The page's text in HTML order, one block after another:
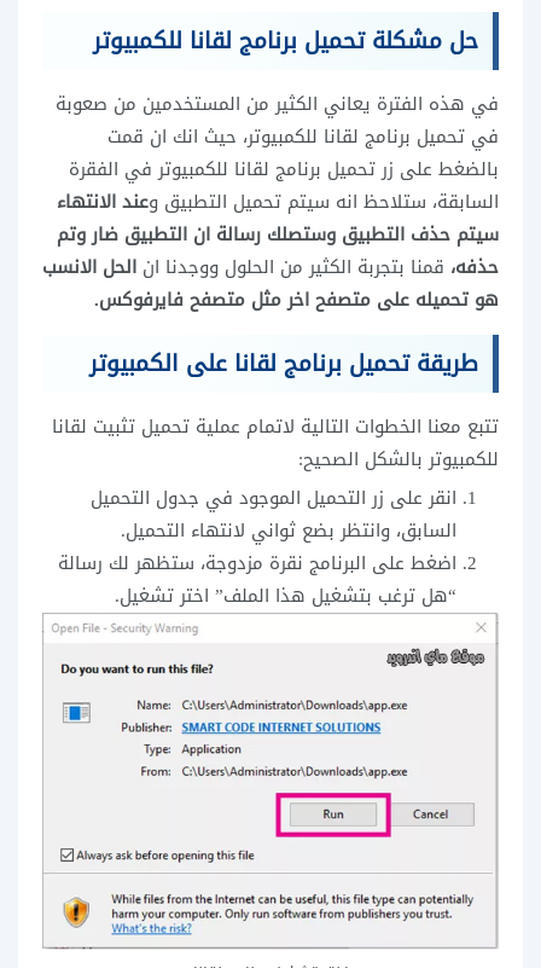
حل مشكلة تحميل برنامج لقانا للكمبيوتر
في هذه الفترة يعاني الكثير من المستخدمين من صعوبة
في تحميل برنامج لقانا للكمبيوتر، حيث انك ان قمت
بالضغط على زر تحميل برنامج لقانا للكمبيوتر في الفقرة
السابقة، ستلاحظ انه سيتم تحميل التطبيق وعند الانتهاء
سيتم حذف التطبيق وستصلك رسالة ان التطبيق ضار وتم
حذفه، قمنا بتجربة الكثير من الحلول ووجدنا ان الحل الانسب
هو تحميله على متصفح اخر مثل متصفح فايرفوكس.
طريقة تحميل برنامج لقانا على الكمبيوتر
تتبع معنا الخطوات التالية لاتمام عملية تحميل تثبيت لقانا
للكمبيوتر بالشكل الصحيح:
انقر على زر التحميل الموجود في جدول التحميل
السابق، وانتظر بضع ثواني لانتهاء التحميل.
اضغط على البرنامج نقرة مزدوجة، ستظهر لك رسالة
“هل ترغب بتشغيل هذا الملف” اختر تشغيل.